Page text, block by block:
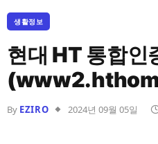
생활정보
현대 HT 통합인
By EZIRO 2024년 09월 05일